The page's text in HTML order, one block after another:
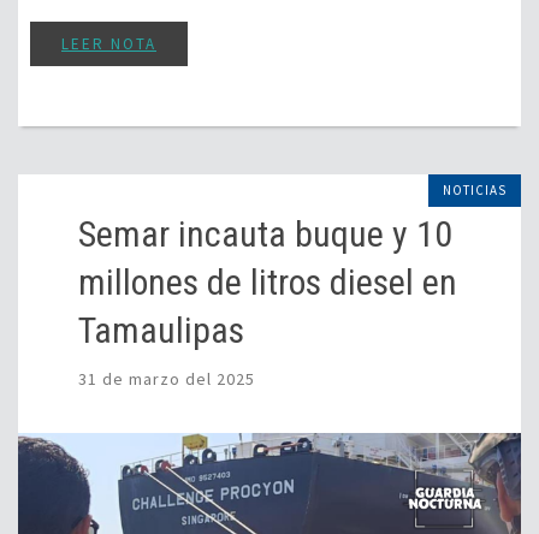
LEER NOTA
NOTICIAS
Semar incauta buque y 10
millones de litros diesel en
Tamaulipas
31 de marzo del 2025